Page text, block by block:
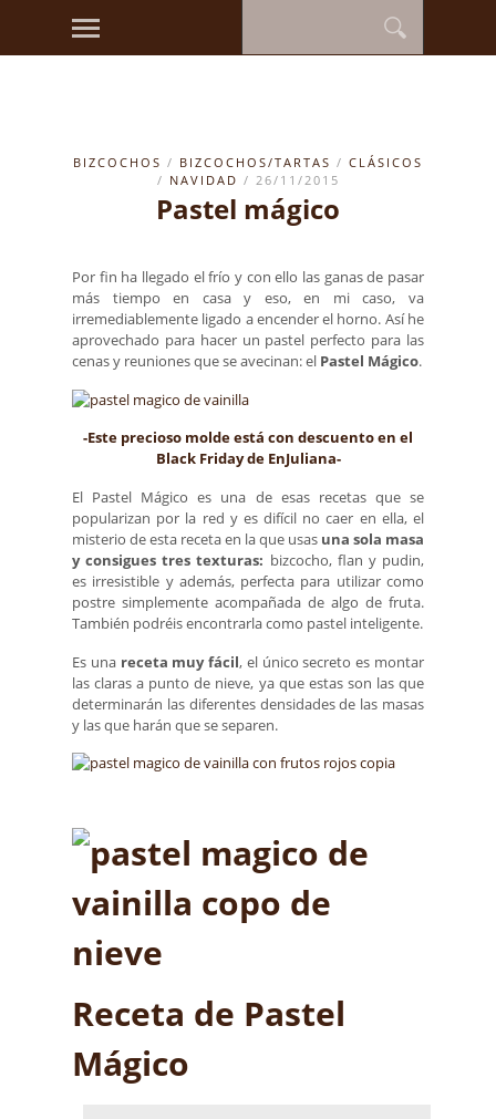
BIZCOCHOS / BIZCOCHOS/TARTAS / CLÁSICOS
/ NAVIDAD / 26/11/2015
Pastel mágico
Por fin ha llegado el frío y con ello las ganas de pasar
más tiempo en casa y eso, en mi caso, va
irremediablemente ligado a encender el horno. Así he
aprovechado para hacer un pastel perfecto para las
cenas y reuniones que se avecinan: el Pastel Mágico.
-Este precioso molde está con descuento en el
Black Friday de EnJuliana-
El Pastel Mágico es una de esas recetas que se
popularizan por la red y es difícil no caer en ella, el
misterio de esta receta en la que usas una sola masa
y consigues tres texturas: bizcocho, flan y pudin,
es irresistible y además, perfecta para utilizar como
postre simplemente acompañada de algo de fruta.
También podréis encontrarla como pastel inteligente.
Es una receta muy fácil, el único secreto es montar
las claras a punto de nieve, ya que estas son las que
determinarán las diferentes densidades de las masas
y las que harán que se separen.
Receta de Pastel
Mágico